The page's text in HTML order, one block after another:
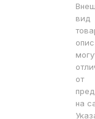
вид
от
на